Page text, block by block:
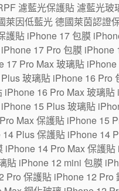
濾藍光保護貼 濾藍光玻
因低藍光 德國萊茵認證
護貼 iPhone 17 包膜
17 Pro 包膜 iPhone
Pro Max 玻璃貼
玻璃貼 iPhone 16 Pro
16 Pro Max 玻璃貼
15 Plus 玻璃貼
Max 保護貼 iPhone 15
Plus 保護貼 iPhone 14
14 Pro Max 保護貼
貼 iPhone 12 mini 包膜
Pro 保護貼 iPhone 12 Pro